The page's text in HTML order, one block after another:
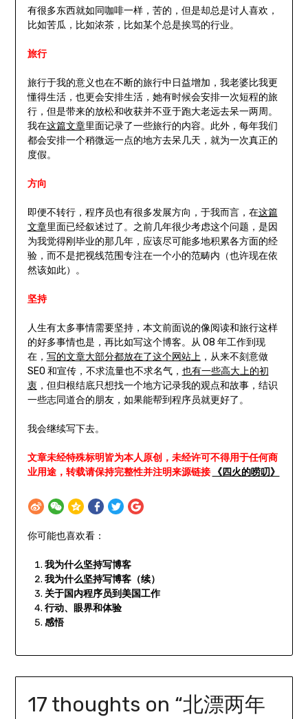
有很多东西就如同咖啡一样，苦的，但是却总是讨人喜欢，
比如苦瓜，比如浓茶，比如某个总是挨骂的行业。
旅行
旅行于我的意义也在不断的旅行中日益增加，我老婆比我更
懂得生活，也更会安排生活，她有时候会安排一次短程的旅
行，但是带来的放松和收获并不亚于跑大老远去呆一两周。
我在这篇文章里面记录了一些旅行的内容。此外，每年我们
都会安排一个稍微远一点的地方去呆几天，就为一次真正的
度假。
方向
即便不转行，程序员也有很多发展方向，于我而言，在这篇
文章里面已经叙述过了。之前几年很少考虑这个问题，是因
为我觉得刚毕业的那几年，应该尽可能多地积累各方面的经
验，而不是把视线范围专注在一个小的范畴内（也许现在依
然该如此）。
坚持
人生有太多事情需要坚持，本文前面说的像阅读和旅行这样
的好多事情也是，再比如写这个博客。从 08 年工作到现
在， 写的文章大部分都放在了这个网站上，从来不刻意做
SEO 和宣传，不求流量也不求名气， 也有一些高大上的初
衷 ，但归根结底只想找一个地方记录我的观点和故事，结识
一些志同道合的朋友，如果能帮到程序员就更好了。
我会继续写下去。
文章未经特殊标明皆为本人原创，未经许可不得用于任何商
业用途，转载请保持完整性并注明来源链接
《四火的唠叨》
你可能也喜欢看：
我为什么坚持写博客
我为什么坚持写博客（续）
关于国内程序员到美国工作
行动、眼界和体验
感悟
17 thoughts on “北漂两年